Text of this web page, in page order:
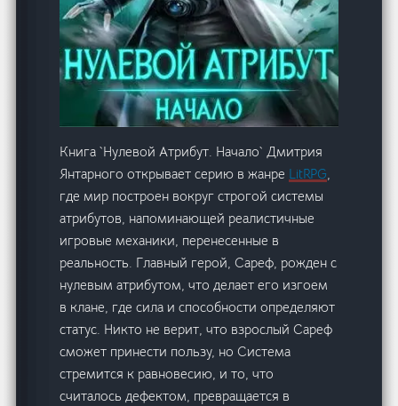
Книга `Нулевой Атрибут. Начало` Дмитрия
Янтарного открывает серию в жанре LitRPG,
где мир построен вокруг строгой системы
атрибутов, напоминающей реалистичные
игровые механики, перенесенные в
реальность. Главный герой, Сареф, рожден с
нулевым атрибутом, что делает его изгоем
в клане, где сила и способности определяют
статус. Никто не верит, что взрослый Сареф
сможет принести пользу, но Система
стремится к равновесию, и то, что
считалось дефектом, превращается в